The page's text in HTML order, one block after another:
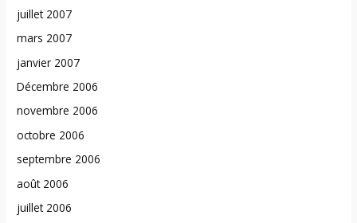
juillet 2007
mars 2007
janvier 2007
Décembre 2006
novembre 2006
octobre 2006
septembre 2006
août 2006
juillet 2006